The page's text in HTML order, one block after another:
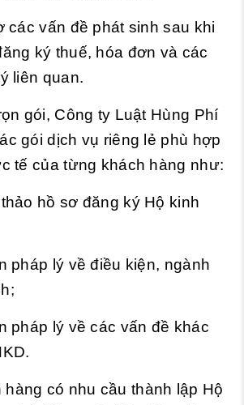
các vấn đề phát sinh sau khi
ký thuế, hóa đơn và các
liên quan.
gói, Công ty Luật Hùng Phí
gói dịch vụ riêng lẻ phù hợp
tế của từng khách hàng như:
hồ sơ đăng ký Hộ kinh
pháp lý về điều kiện, ngành
pháp lý về các vấn đề khác
hàng có nhu cầu thành lập Hộ